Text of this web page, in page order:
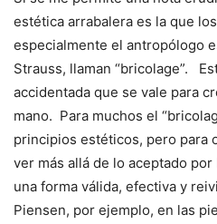
estética arrabalera es la que
especialmente el antropólogo
Strauss, llaman “bricolage”.
accidentada que se vale para
mano. Para muchos el
principios estéticos, pero para
ver más allá de lo aceptado
una forma válida, efectiva y
Piensen, por ejemplo, en las